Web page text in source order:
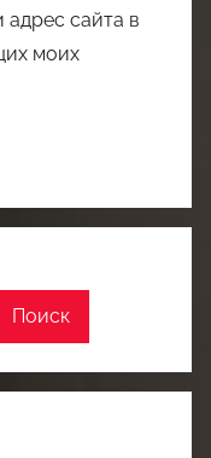
сайта в
моих
Поиск